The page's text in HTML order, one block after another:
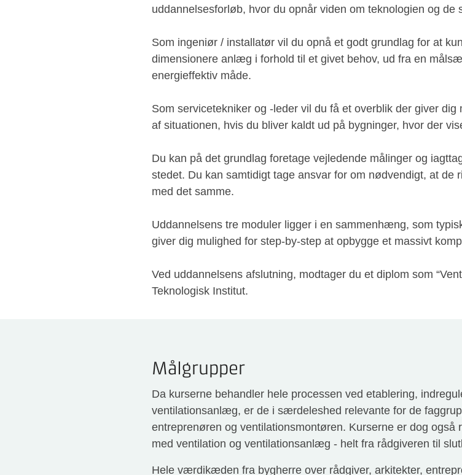
uddannelsesforløb, hvor du opnår viden om teknologien og de
Som ingeniør / installatør vil du opnå et godt grundlag for at
dimensionere anlæg i forhold til et givet behov, ud fra en
energieffektiv måde.
Som servicetekniker og -leder vil du få et overblik der giver
af situationen, hvis du bliver kaldt ud på bygninger, hvor der
Du kan på det grundlag foretage vejledende målinger og
stedet. Du kan samtidigt tage ansvar for om nødvendigt, at de
med det samme.
Uddannelsens tre moduler ligger i en sammenhæng, som
giver dig mulighed for step-by-step at opbygge et massivt
Ved uddannelsens afslutning, modtager du et diplom som
Teknologisk Institut.
Målgrupper
Da kurserne behandler hele processen ved etablering,
ventilationsanlæg, er de i særdeleshed relevante for de
entreprenøren og ventilationsmontøren. Kurserne er dog
med ventilation og ventilationsanlæg - helt fra rådgiveren til
Hele værdikæden fra bygherre over rådgiver, arkitekter,